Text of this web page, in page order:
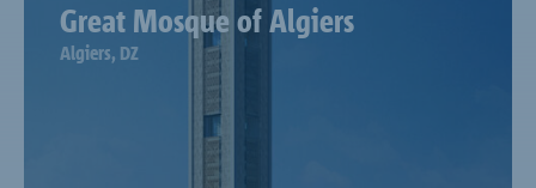
Great Mosque of Algiers
Algiers, DZ